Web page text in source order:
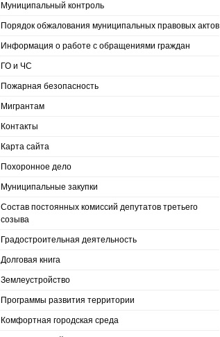
Муниципальный контроль
Порядок обжалования муниципальных правовых актов
Информация о работе с обращениями граждан
ГО и ЧС
Пожарная безопасность
Мигрантам
Контакты
Карта сайта
Похоронное дело
Муниципальные закупки
Состав постоянных комиссий депутатов третьего
созыва
Градостроительная деятельность
Долговая книга
Землеустройство
Программы развития территории
Комфортная городская среда